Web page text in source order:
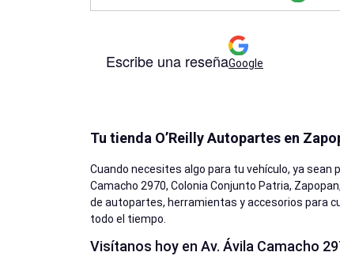
Escribe una reseñaGoogle
Tu tienda O’Reilly Autopartes en
Cuando necesites algo para tu vehículo, ya sean
Camacho 2970, Colonia Conjunto Patria,
de autopartes, herramientas y accesorios para
todo el tiempo.
Visítanos hoy en Av. Ávila Camacho